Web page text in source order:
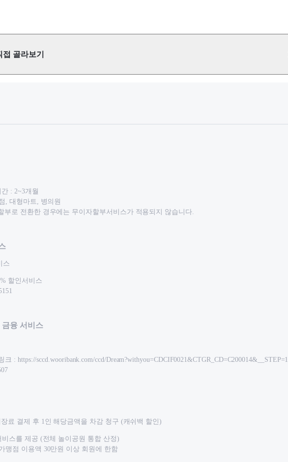
골라보기
: 2~3개월
, 대형마트, 병의원
부로 전환한 경우에는 무이자할부서비스가 적용되지 않습니다.
스
할인서비스
금융 서비스
: https://sccd.wooribank.com/ccd/Dream?withyou=CDCIF0021&CTGR_CD=C200014&__STEP=1
료 결제 후 1인 해당금액을 차감 청구 (캐쉬백 할인)
스를 제공 (전체 놀이공원 통합 산정)
맹점 이용액 30만원 이상 회원에 한함